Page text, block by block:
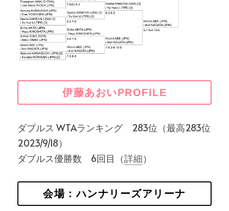
伊藤あおいPROFILE
ダブルス WTAランキング　283位（最高283位
2023/9/18）
ダブルス優勝数　6回目（詳細）
会場：ハンナリーズアリーナ